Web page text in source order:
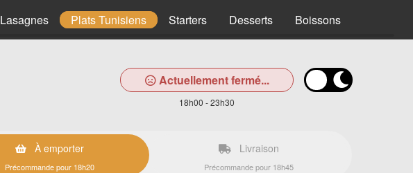
Lasagnes Plats Tunisiens Starters Desserts Boissons
Actuellement fermé...
18h00 - 23h30
À emporter
Précommande pour 18h20
Livraison
Précommande pour 18h45